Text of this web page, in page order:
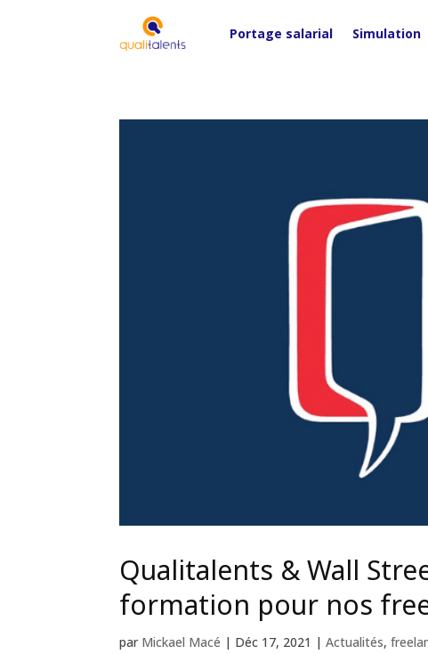
Portage salarial Simulation
Qualitalents & Wall
formation pour nos
par Mickael Macé | Déc 17, 2021 |Actualités,